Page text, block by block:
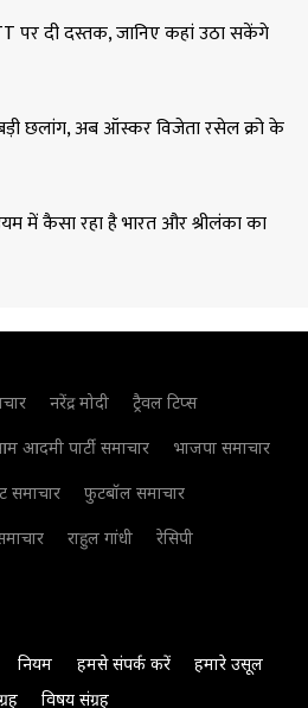
पर दी दस्तक, जानिए कहां उठा सकेंगे
बड़ी छलांग, अब ऑस्कर विजेता रसेल क्रो के
में कैसा रहा है भारत और श्रीलंका का
नरेंद्र मोदी
ट्रैवल टिप्स
आदमी पार्टी समाचार
भाजपा समाचार
समाचार
फुटबॉल समाचार
राहुल गांधी
रेसिपी
नियम हमसे संपर्क करें
हमारे उसूल
विषय संग्रह